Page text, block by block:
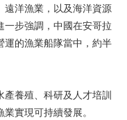
遠洋漁業，以及海洋資源
步強調，中國在安哥拉
運的漁業船隊當中，約半
養殖、科研及人才培訓
實現可持續發展。